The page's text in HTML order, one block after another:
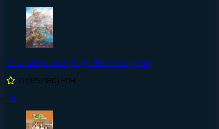
Đấu La Đại Lục 2 (Tuyệt Thế Đường Môn)
0 (165/180) FDH
#8